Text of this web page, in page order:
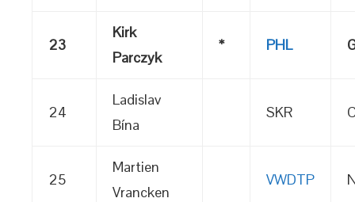
23
Kirk
Parczyk
* PHL
24
Ladislav
Bína
SKR
25
Martien
Vrancken
VWDTP